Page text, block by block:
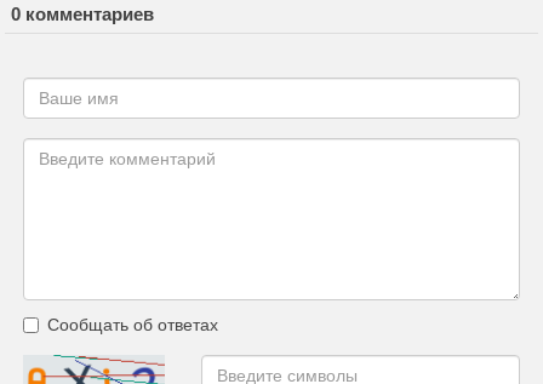
0 комментариев
Сообщать об ответах